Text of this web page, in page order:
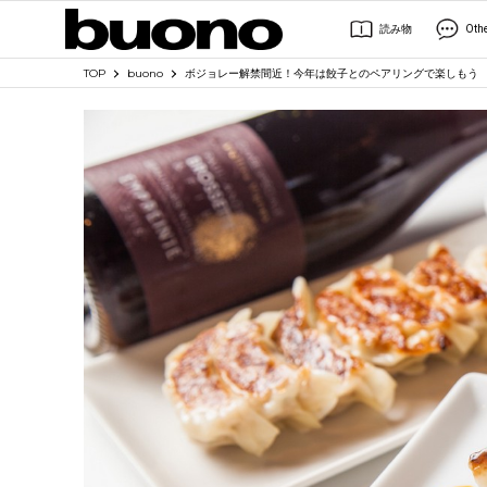
読み物
TOP buono ボジョレー解禁間近！今年は餃子とのペアリングで楽しもう